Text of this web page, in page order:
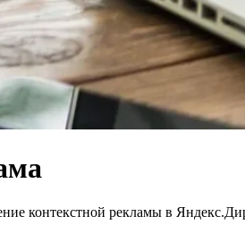
контекстной рекламы в